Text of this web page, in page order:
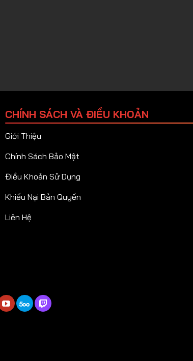
CHÍNH SÁCH VÀ ĐIỀU KHOẢN
Giới Thiệu
Chính Sách Bảo Mật
Điều Khoản Sử Dụng
Khiếu Nại Bản Quyền
Liên Hệ